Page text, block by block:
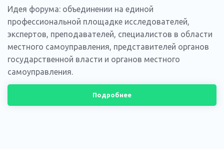
Идея форума: объединении на единой
профессиональной площадке исследователей,
экспертов, преподавателей, специалистов в области
местного самоуправления, представителей органов
государственной власти и органов местного
самоуправления.
Подробнее